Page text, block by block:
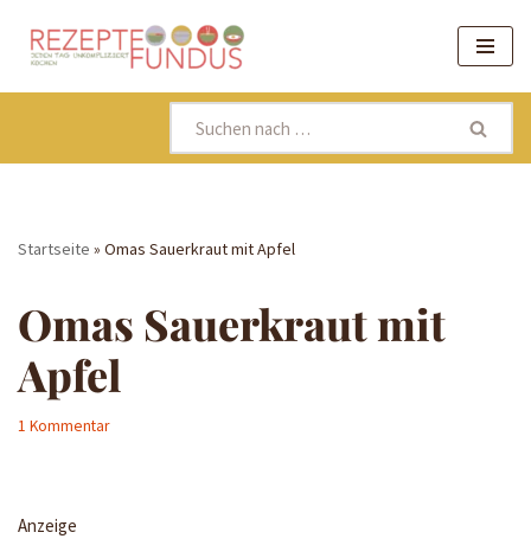
Zum
Inhalt
Startseite » Omas Sauerkraut mit Apfel
Omas Sauerkraut mit
Apfel
1 Kommentar
Anzeige